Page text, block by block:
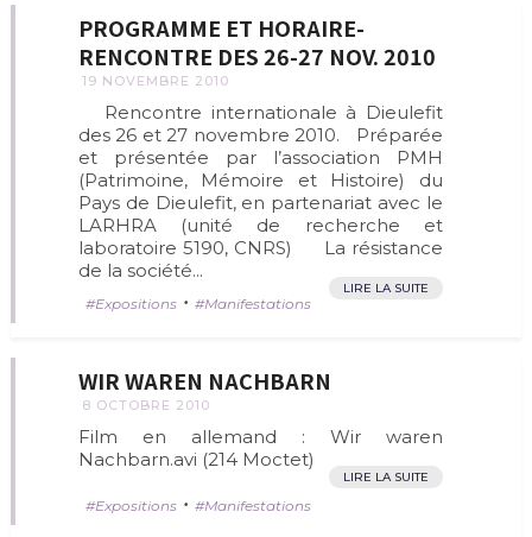
PROGRAMME ET HORAIRE-
RENCONTRE DES 26-27 NOV. 2010
19 NOVEMBRE 2010
Rencontre internationale à Dieulefit
des 26 et 27 novembre 2010. Préparée
et présentée par l’association PMH
(Patrimoine, Mémoire et Histoire) du
Pays de Dieulefit, en partenariat avec le
LARHRA (unité de recherche et
laboratoire 5190, CNRS) La résistance
de la société...
LIRE LA SUITE
Expositions • Manifestations
WIR WAREN NACHBARN
8 OCTOBRE 2010
Film en allemand : Wir waren
Nachbarn.avi (214 Moctet)
LIRE LA SUITE
Expositions • Manifestations